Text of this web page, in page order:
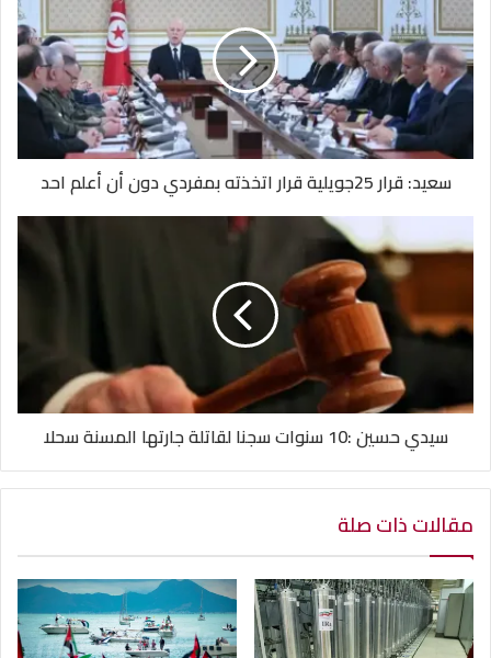
سعيد: قرار 25جويلية قرار اتخذته بمفردي دون أن أعلم احد
سيدي حسين :10 سنوات سجنا لقاتلة جارتها المسنة سحلا
مقالات ذات صلة